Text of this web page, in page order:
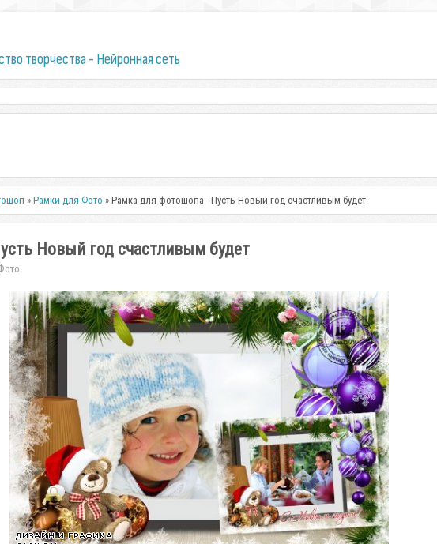
творчества - Нейронная сеть
»Рамки для Фото » Рамка для фотошопа - Пусть Новый год счастливым будет
Новый год счастливым будет